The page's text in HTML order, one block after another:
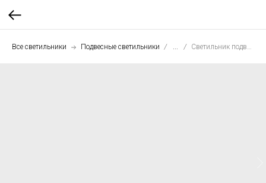
Все светильники Подвесные светильники